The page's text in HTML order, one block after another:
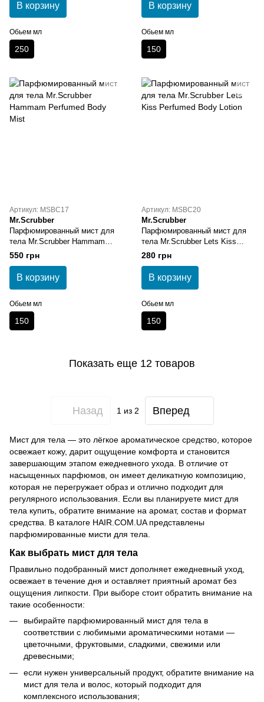
В корзину
Обьем мл
250
В корзину
Обьем мл
150
Артикул: MSBC17
Mr.Scrubber
Парфюмированный мист для
тела Mr.Scrubber Hammam
Perfumed Body Mist
550 грн
В корзину
Обьем мл
150
Артикул: MSBC20
Mr.Scrubber
Парфюмированный мист для
тела Mr.Scrubber Lets Kiss
Perfumed Body Lotion
280 грн
В корзину
Обьем мл
150
Показать еще 12 товаров
Назад 1 из 2 Вперед
Мист для тела — это лёгкое ароматическое средство, которое
освежает кожу, дарит ощущение комфорта и становится
завершающим этапом ежедневного ухода. В отличие от
насыщенных парфюмов, он имеет деликатную композицию,
которая не перегружает образ и отлично подходит для
регулярного использования. Если вы планируете мист для
тела купить, обратите внимание на аромат, состав и формат
средства. В каталоге HAIR.COM.UA представлены
парфюмированные мисти для тела.
Как выбрать мист для тела
Правильно подобранный мист дополняет ежедневный уход,
освежает в течение дня и оставляет приятный аромат без
ощущения липкости. При выборе стоит обратить внимание на
такие особенности:
выбирайте парфюмированный мист для тела в
соответствии с любимыми ароматическими нотами —
цветочными, фруктовыми, сладкими, свежими или
древесными;
если нужен универсальный продукт, обратите внимание на
мист для тела и волос, который подходит для
комплексного использования;